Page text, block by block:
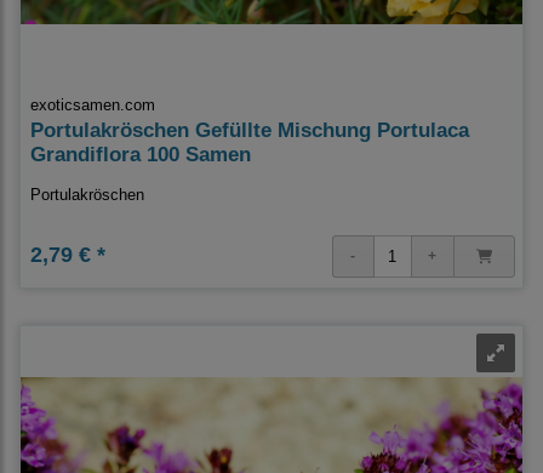
exoticsamen.com
Portulakröschen Gefüllte Mischung Portulaca
Grandiflora 100 Samen
Portulakröschen
2,79 € *